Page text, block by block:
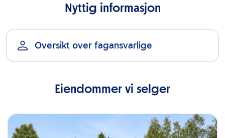
Nyttig informasjon
Oversikt over fagansvarlige
Eiendommer vi selger